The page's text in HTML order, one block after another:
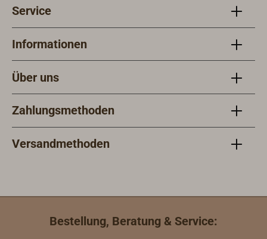
Service
Informationen
Über uns
Zahlungsmethoden
Versandmethoden
Bestellung, Beratung & Service: